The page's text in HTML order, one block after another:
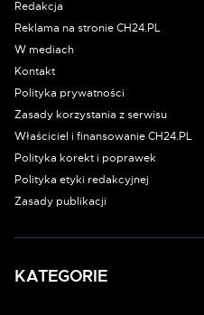
Redakcja
Reklama na stronie CH24.PL
W mediach
Kontakt
Polityka prywatności
Zasady korzystania z serwisu
Właściciel i finansowanie CH24.PL
Polityka korekt i poprawek
Polityka etyki redakcyjnej
Zasady publikacji
KATEGORIE